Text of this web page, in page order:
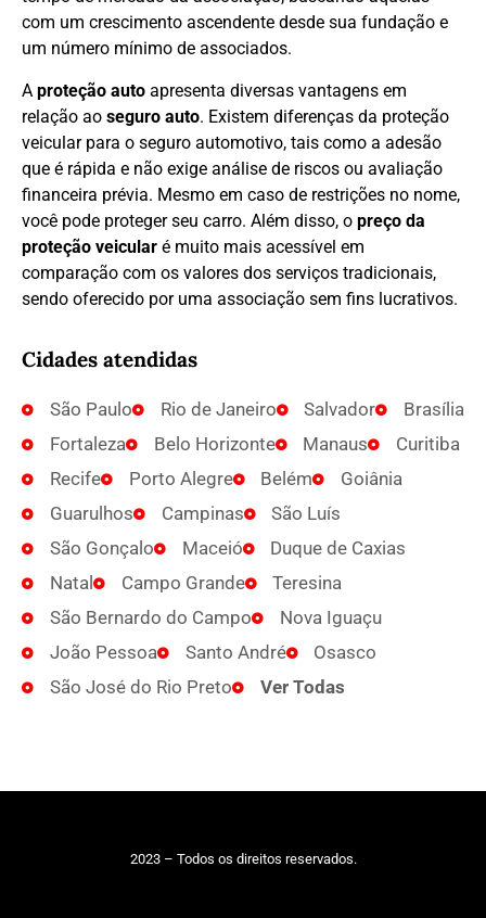
com um crescimento ascendente desde sua fundação e
um número mínimo de associados.
A proteção auto apresenta diversas vantagens em
relação ao seguro auto. Existem diferenças da proteção
veicular para o seguro automotivo, tais como a adesão
que é rápida e não exige análise de riscos ou avaliação
financeira prévia. Mesmo em caso de restrições no nome,
você pode proteger seu carro. Além disso, o preço da
proteção veicular é muito mais acessível em
comparação com os valores dos serviços tradicionais,
sendo oferecido por uma associação sem fins lucrativos.
Cidades atendidas
São Paulo Rio de Janeiro Salvador
Brasília
Fortaleza
Belo Horizonte Manaus
Curitiba
Recife
Porto Alegre Belém
Goiânia
Guarulhos
Campinas
São Luís
São Gonçalo
Maceió
Duque de Caxias
Natal
Campo Grande
Teresina
São Bernardo do Campo
Nova Iguaçu
João Pessoa
Santo André
Osasco
São José do Rio Preto
Ver Todas
2023 – Todos os direitos reservados.